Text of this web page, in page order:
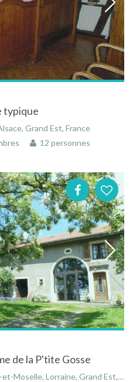
typique
Grand Est, France
12 personnes
de la P'tite Gosse
Lorraine, Grand Est, France